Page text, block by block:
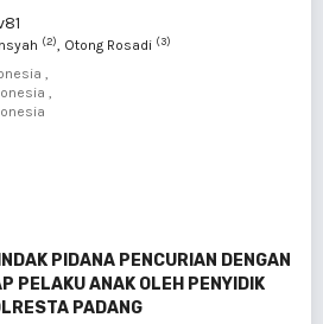
(2), Otong Rosadi (3)
,
,
PIDANA PENCURIAN DENGAN
PELAKU ANAK OLEH PENYIDIK
PADANG